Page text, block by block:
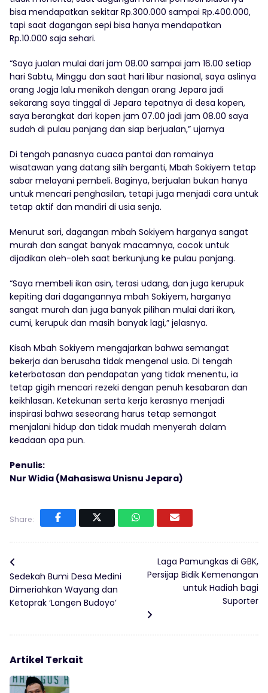
bisa mendapatkan sekitar Rp.300.000 sampai Rp.400.000,
tapi saat dagangan sepi bisa hanya mendapatkan
Rp.10.000 saja sehari.
“Saya jualan mulai dari jam 08.00 sampai jam 16.00 setiap
hari Sabtu, Minggu dan saat hari libur nasional, saya aslinya
orang Jogja lalu menikah dengan orang Jepara jadi
sekarang saya tinggal di Jepara tepatnya di desa kopen,
saya berangkat dari kopen jam 07.00 jadi jam 08.00 saya
sudah di pulau panjang dan siap berjualan,” ujarnya
Di tengah panasnya cuaca pantai dan ramainya
wisatawan yang datang silih berganti, Mbah Sokiyem tetap
sabar melayani pembeli. Baginya, berjualan bukan hanya
untuk mencari penghasilan, tetapi juga menjadi cara untuk
tetap aktif dan mandiri di usia senja.
Menurut sari, dagangan mbah Sokiyem harganya sangat
murah dan sangat banyak macamnya, cocok untuk
dijadikan oleh-oleh saat berkunjung ke pulau panjang.
“Saya membeli ikan asin, terasi udang, dan juga kerupuk
kepiting dari dagangannya mbah Sokiyem, harganya
sangat murah dan juga banyak pilihan mulai dari ikan,
cumi, kerupuk dan masih banyak lagi,” jelasnya.
Kisah Mbah Sokiyem mengajarkan bahwa semangat
bekerja dan berusaha tidak mengenal usia. Di tengah
keterbatasan dan pendapatan yang tidak menentu, ia
tetap gigih mencari rezeki dengan penuh kesabaran dan
keikhlasan. Ketekunan serta kerja kerasnya menjadi
inspirasi bahwa seseorang harus tetap semangat
menjalani hidup dan tidak mudah menyerah dalam
keadaan apa pun.
Penulis:
Nur Widia (Mahasiswa Unisnu Jepara)
Share:
Sedekah Bumi Desa Medini
Dimeriahkan Wayang dan
Ketoprak ‘Langen Budoyo’
Laga Pamungkas di GBK,
Persijap Bidik Kemenangan
untuk Hadiah bagi
Suporter
Artikel Terkait